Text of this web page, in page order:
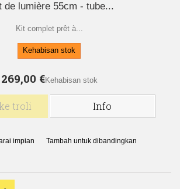
de lumière 55cm - tube...
Kit complet prêt à...
Kehabisan stok
269,00 €Kehabisan stok
troli Info
impian Tambah untuk dibandingkan